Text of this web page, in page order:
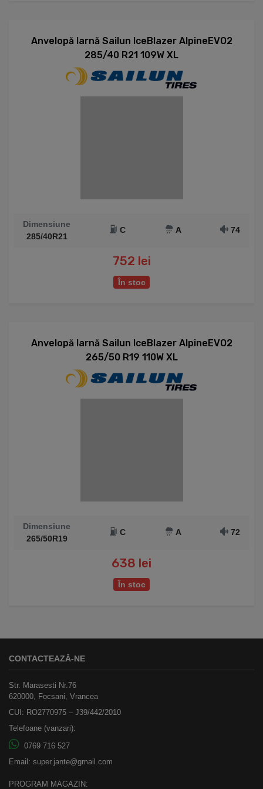
Anvelopă Iarnă Sailun IceBlazer AlpineEVO2
285/40 R21 109W XL
Dimensiune
285/40R21
C A 74
752 lei
În stoc
Anvelopă Iarnă Sailun IceBlazer AlpineEVO2
265/50 R19 110W XL
Dimensiune
265/50R19
C A 72
638 lei
În stoc
CONTACTEAZĂ-NE
Str. Marasesti Nr.76
620000, Focsani, Vrancea
CUI: RO2770975 – J39/442/2010
Telefoane (vanzari):
0769 716 527
Email: super.jante@gmail.com
PROGRAM MAGAZIN: